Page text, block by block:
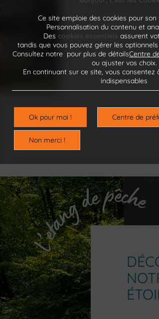
Ce site emploie des cookies pour
Personnalisation du contenu et
Des cookies essentiels
assurent
tandis que vous pouvez gérer les
Consultez notre
Centre
pour plus de détails
ou ajuster vos choix.
En continuant sur ce site, vous consentez
indispensables
Ok pour moi ! Centre de
Non merci !